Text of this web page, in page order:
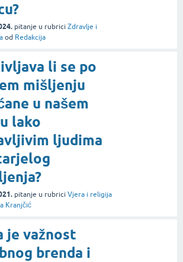
pitanje u rubrici Zdravlje i
od Redakcija
li se po
mišljenju
u našem
lako
ljudima
pitanje u rubrici Vjera i religija
Kranjčić
je važnost
brenda i